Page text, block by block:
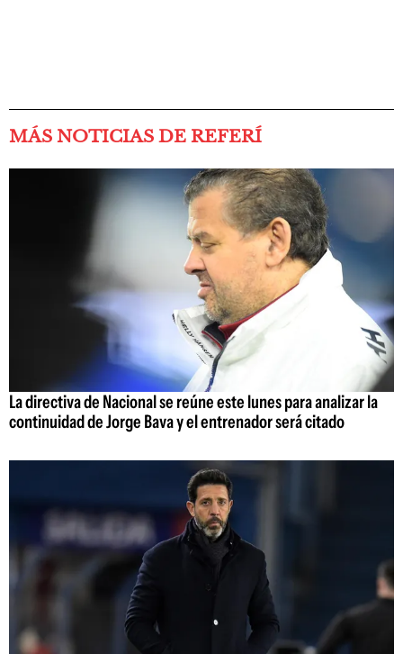
MÁS NOTICIAS DE REFERÍ
La directiva de Nacional se reúne este lunes para analizar la
continuidad de Jorge Bava y el entrenador será citado